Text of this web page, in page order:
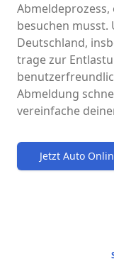
besuchen
Deutschland,
trage zur
Abmeldung
vereinfache
Jetzt Auto